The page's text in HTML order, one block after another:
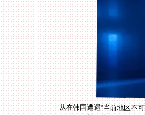
从在韩国遭遇“当前地区不
已有了成熟可靠的破解之
了距离的障碍，那份与同